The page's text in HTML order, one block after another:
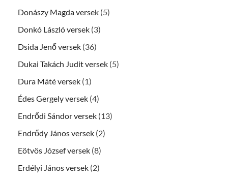
Donászy Magda versek (5)
Donkó László versek (3)
Dsida Jenő versek (36)
Dukai Takách Judit versek (5)
Dura Máté versek (1)
Édes Gergely versek (4)
Endrődi Sándor versek (13)
Endrődy János versek (2)
Eötvös József versek (8)
Erdélyi János versek (2)